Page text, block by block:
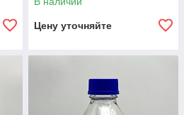
полипропиленовой крышкой,
Цену уточняйте